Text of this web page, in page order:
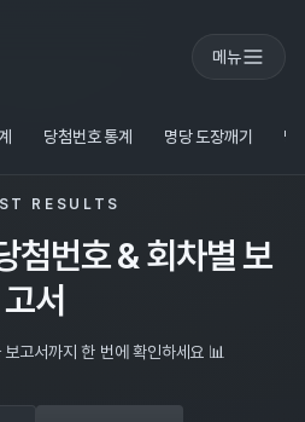
메뉴
당첨번호 통계 명당 도장깨기 당
RESULTS
첨번호 & 회차별 보
고서
고서까지 한 번에 확인하세요 📊